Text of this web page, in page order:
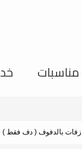
زفات بالدفوف ( دف فقط )